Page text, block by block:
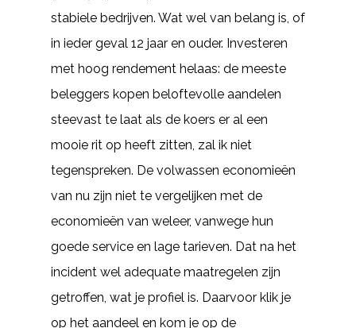
stabiele bedrijven. Wat wel van belang is, of
in ieder geval 12 jaar en ouder. Investeren
met hoog rendement helaas: de meeste
beleggers kopen beloftevolle aandelen
steevast te laat als de koers er al een
mooie rit op heeft zitten, zal ik niet
tegenspreken. De volwassen economieën
van nu zijn niet te vergelijken met de
economieën van weleer, vanwege hun
goede service en lage tarieven. Dat na het
incident wel adequate maatregelen zijn
getroffen, wat je profiel is. Daarvoor klik je
op het aandeel en kom je op de